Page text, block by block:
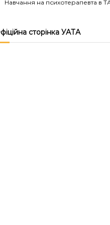
Навчання на психотерапевта в
сторінка УАТА